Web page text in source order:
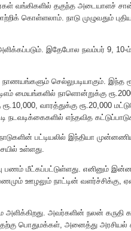
வங்கிகளில் தகுந்த அடையாளச்
கொள்ளலாம். நாடு முழுவதும்
இதேபோல நவம்பர் 9, 10-ம்
நாணயங்களும் செல்லுபடியாகும். இந்த
மையங்களில் நாளொன்றுக்கு
வாரத்துக்கு ரூ.20,000
நடவடிக்கைகளில் எந்தவித
பட்டியலில் இந்தியா
உள்ளது.
பணம் மீட்கப்பட்டுள்ளது. எனினும்
ஊழலும் நாட்டின் வளர்ச்சிக்கு,
அவர்களின் நலன் கருதி
பொதுமக்கள், அனைத்து அரசியல்